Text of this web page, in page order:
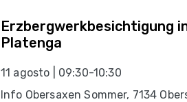
Erzbergwerkbesichtigung
Platenga
11 agosto | 09:30-10:30
Info Obersaxen Sommer, 7134